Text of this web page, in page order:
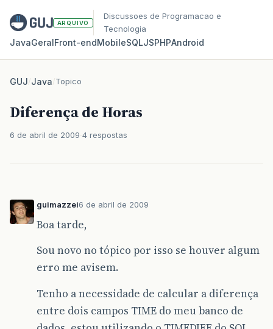
ARQUIVO
Discussoes de Programacao e
Tecnologia
JavaGeralFront‑endMobileSQLJSPHPAndroid
GUJ/Java/Topico
Diferença de Horas
6 de abril de 2009 4 respostas
guimazzei6 de abril de 2009
Boa tarde,
Sou novo no tópico por isso se houver algum
erro me avisem.
Tenho a necessidade de calcular a diferença
entre dois campos TIME do meu banco de